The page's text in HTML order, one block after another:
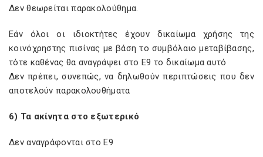
Δεν θεωρείται παρακολούθημα.
Εάν όλοι οι ιδιοκτήτες έχουν δικαίωμα χρήσης της
κοινόχρηστης πισίνας με βάση το συμβόλαιο μεταβίβασης,
τότε καθένας θα αναγράψει στο Ε9 το δικαίωμα αυτό
Δεν πρέπει, συνεπώς, να δηλωθούν περιπτώσεις που δεν
αποτελούν παρακολουθήματα
6) Τα ακίνητα στο εξωτερικό
Δεν αναγράφονται στο Ε9